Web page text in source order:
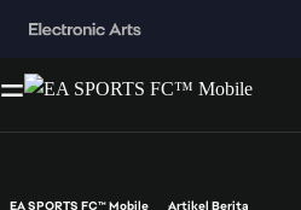
EA SPORTS FC™ Mobile Artikel Berita